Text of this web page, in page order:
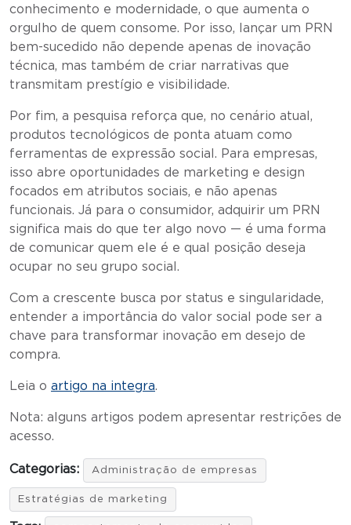
conhecimento e modernidade, o que aumenta o
orgulho de quem consome. Por isso, lançar um PRN
bem-sucedido não depende apenas de inovação
técnica, mas também de criar narrativas que
transmitam prestígio e visibilidade.
Por fim, a pesquisa reforça que, no cenário atual,
produtos tecnológicos de ponta atuam como
ferramentas de expressão social. Para empresas,
isso abre oportunidades de marketing e design
focados em atributos sociais, e não apenas
funcionais. Já para o consumidor, adquirir um PRN
significa mais do que ter algo novo — é uma forma
de comunicar quem ele é e qual posição deseja
ocupar no seu grupo social.
Com a crescente busca por status e singularidade,
entender a importância do valor social pode ser a
chave para transformar inovação em desejo de
compra.
Leia o artigo na integra.
Nota: alguns artigos podem apresentar restrições de
acesso.
Categorias: Administração de empresas
Estratégias de marketing